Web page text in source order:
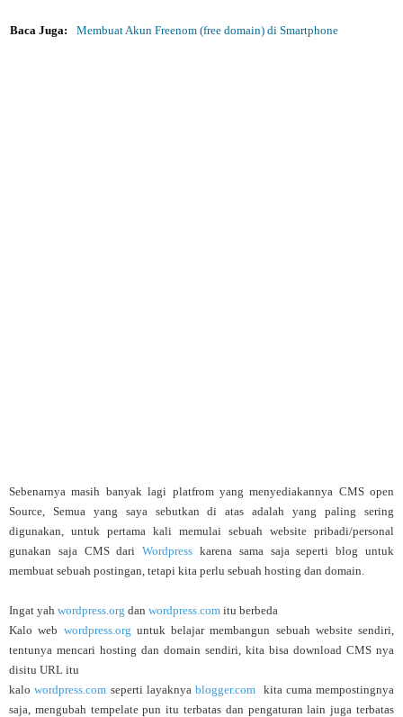
Baca Juga: Membuat Akun Freenom (free domain) di Smartphone
Sebenarnya masih banyak lagi platfrom yang menyediakannya CMS open
Source, Semua yang saya sebutkan di atas adalah yang paling sering
digunakan, untuk pertama kali memulai sebuah website pribadi/personal
gunakan saja CMS dariWordpress karena sama saja seperti blog untuk
membuat sebuah postingan, tetapi kita perlu sebuah hosting dan domain.
Ingat yah wordpress.org dan wordpress.com itu berbeda
Kalo web wordpress.org untuk belajar membangun sebuah website sendiri,
tentunya mencari hosting dan domain sendiri, kita bisa download CMS nya
disitu URL itu
kalowordpress.com seperti layaknya blogger.com kita cuma mempostingnya
saja, mengubah tempelate pun itu terbatas dan pengaturan lain juga terbatas